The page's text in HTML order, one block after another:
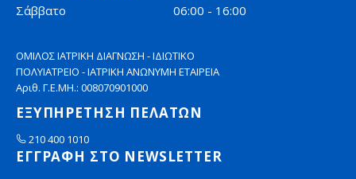
Σάββατο
06:00 - 16:00
ΟΜΙΛΟΣ ΙΑΤΡΙΚΗ ΔΙΑΓΝΩΣΗ - ΙΔΙΩΤΙΚΟ
ΠΟΛΥΙΑΤΡΕΙΟ - ΙΑΤΡΙΚΗ ΑΝΩΝΥΜΗ ΕΤΑΙΡΕΙΑ
Αριθ. Γ.Ε.ΜΗ.: 008070901000
ΕΞΥΠΗΡΕΤΗΣΗ ΠΕΛΑΤΩΝ
210 400 1010
ΕΓΓΡΑΦΗ ΣΤΟ NEWSLETTER